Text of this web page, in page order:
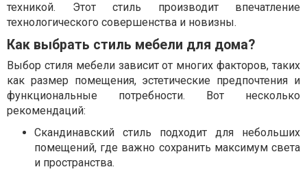
техникой. Этот стиль производит впечатление
технологического совершенства и новизны.
Как выбрать стиль мебели для дома?
Выбор стиля мебели зависит от многих факторов, таких
как размер помещения, эстетические предпочтения и
функциональные потребности. Вот несколько
рекомендаций:
Скандинавский стиль подходит для небольших
помещений, где важно сохранить максимум света
и пространства.